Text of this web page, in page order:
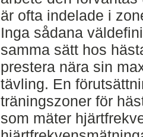
är ofta indelade i
Inga sådana
samma sätt hos
prestera nära sin
tävling. En
träningszoner för
som mäter